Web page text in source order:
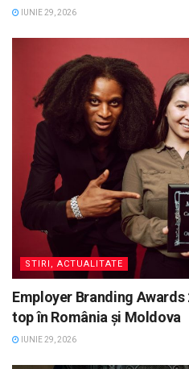
IUNIE 29, 2026
STIRI, ACTUALITATE
Employer Branding
top în România și Moldova
IUNIE 29, 2026